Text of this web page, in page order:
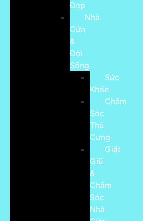
Đẹp
Nhà
Cửa
&
Đời
Sống
Sức
Khỏe
Chăm
Sóc
Thú
Cưng
Giặt
Giũ
&
Chăm
Sóc
Nhà